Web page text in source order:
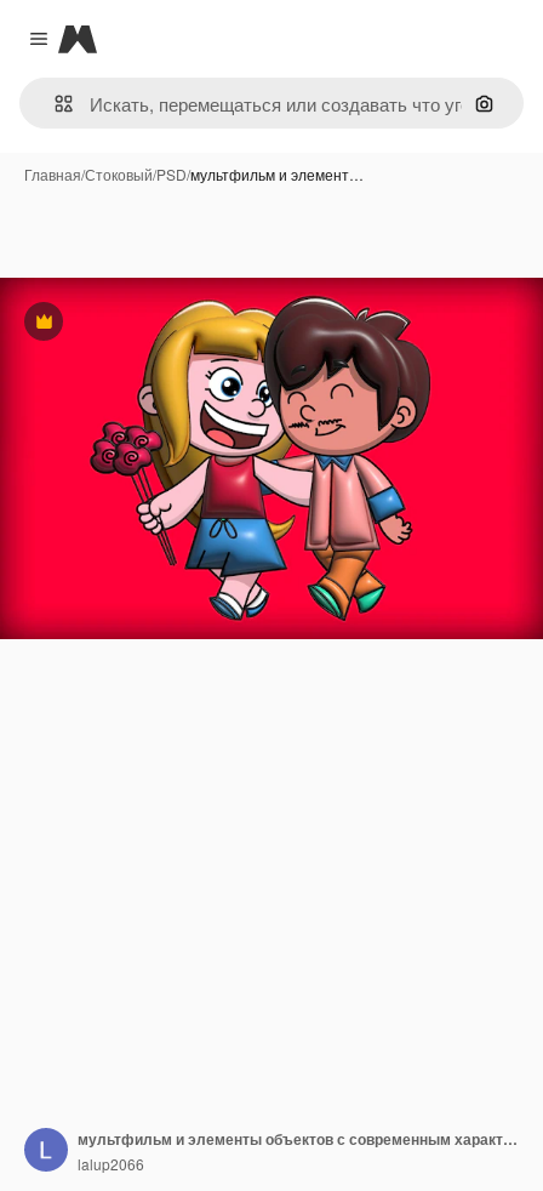
Close menu
Magnific
Поиск
Главная/Стоковый/PSD/мультфильм и элемент…
Премиум
мультфильм и элементы объектов с современным характером 3d Render PSD
lalup2066